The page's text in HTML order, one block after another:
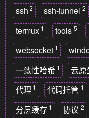
ssh 2 ssh-tunnel 2
termux 1 tools 5
websocket 1
一致性哈希 1 云原
代理 1 代码托管 1
分层缓存 1 协议 2